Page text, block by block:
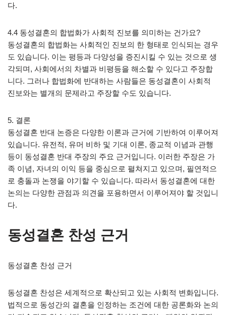
다.
4.4 동성결혼의 합법화가 사회적 진보를 의미하는 건가요?
동성결혼의 합법화는 사회적인 진보의 한 형태로 인식되는 경우
도 있습니다. 이는 평등과 다양성을 증진시킬 수 있는 것으로 생
각되며, 사회에서의 차별과 비평등을 해소할 수 있다고 주장합
니다. 그러나 합법화에 반대하는 사람들은 동성결혼이 사회적
진보와는 별개의 문제라고 주장할 수도 있습니다.
5. 결론
동성결혼 반대 논증은 다양한 이론과 근거에 기반하여 이루어져
있습니다. 유전적, 유머 비하 및 기대 이론, 종교적 이념과 관행
등이 동성결혼 반대 주장의 주요 근거입니다. 이러한 주장은 가
족 이념, 자녀의 이익 등을 중심으로 펼쳐지고 있으며, 필연적으
로 충돌과 논쟁을 야기할 수 있습니다. 따라서 동성결혼에 대한
논의는 다양한 관점과 의견을 포용하면서 이루어져야 할 것입니
다.
동성결혼 찬성 근거
동성결혼 찬성 근거
동성결혼 찬성은 세계적으로 확산되고 있는 사회적 변화입니다.
법적으로 동성간의 결혼을 인정하는 조건에 대한 공론화와 논의